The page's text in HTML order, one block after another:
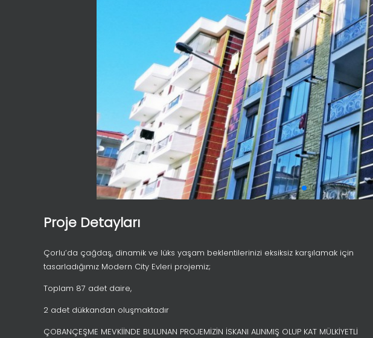
Proje Detayları
Çorlu’da çağdaş, dinamik ve lüks yaşam beklentilerinizi eksiksiz karşılamak için
tasarladığımız Modern City Evleri projemiz;
Toplam 87 adet daire,
2 adet dükkandan oluşmaktadır
ÇOBANÇEŞME MEVKİİNDE BULUNAN PROJEMİZİN İSKANI ALINMIŞ OLUP KAT MÜLKİYETLİ